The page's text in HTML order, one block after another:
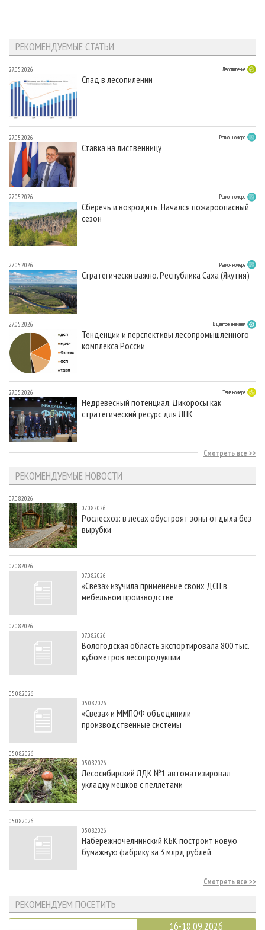
РЕКОМЕНДУЕМЫЕ СТАТЬИ
27.05.2026 Лесопиление
Спад в лесопилении
27.05.2026 Регион номера
Ставка на лиственницу
27.05.2026 Регион номера
Сберечь и возродить. Начался пожароопасный
сезон
27.05.2026 Регион номера
Стратегически важно. Республика Саха (Якутия)
27.05.2026 В центре внимания
Тенденции и перспективы лесопромышленного
комплекса России
27.05.2026 Тема номера
Недревесный потенциал. Дикоросы как
стратегический ресурс для ЛПК
Смотреть все
РЕКОМЕНДУЕМЫЕ НОВОСТИ
07.08.2026
07.08.2026
Рослесхоз: в лесах обустроят зоны отдыха без
вырубки
07.08.2026
07.08.2026
«Свеза» изучила применение своих ДСП в
мебельном производстве
07.08.2026
07.08.2026
Вологодская область экспортировала 800 тыс.
кубометров лесопродукции
05.08.2026
05.08.2026
«Свеза» и ММПОФ объединили
производственные системы
05.08.2026
05.08.2026
Лесосибирский ЛДК №1 автоматизировал
укладку мешков с пеллетами
05.08.2026
05.08.2026
Набережночелнинский КБК построит новую
бумажную фабрику за 3 млрд рублей
Смотреть все
РЕКОМЕНДУЕМ ПОСЕТИТЬ
16-18.09.2026